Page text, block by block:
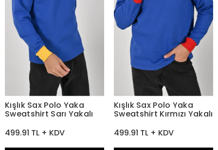
Kışlık Sax Polo Yaka
Sweatshirt Sarı Yakalı
499.91 TL + KDV
Kışlık Sax Polo Yaka
Sweatshirt Kırmızı Yakalı
499.91 TL + KDV